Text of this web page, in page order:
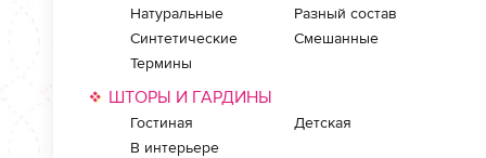
Натуральные
Разный состав
Синтетические
Смешанные
Термины
ШТОРЫ И ГАРДИНЫ
Гостиная
Детская
В интерьере